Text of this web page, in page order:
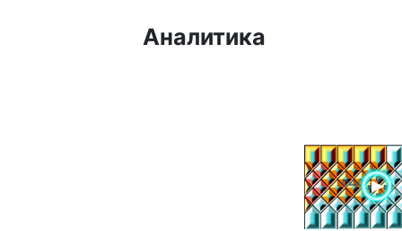
Аналитика